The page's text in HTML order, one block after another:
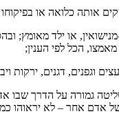
אותה כלואה או
או ילד מאומץ;
הכל לפי הענין;
וגפנים, דגנים, ירקות
גמורה על הדרך שבו
אדם אחר – לא יראוהו